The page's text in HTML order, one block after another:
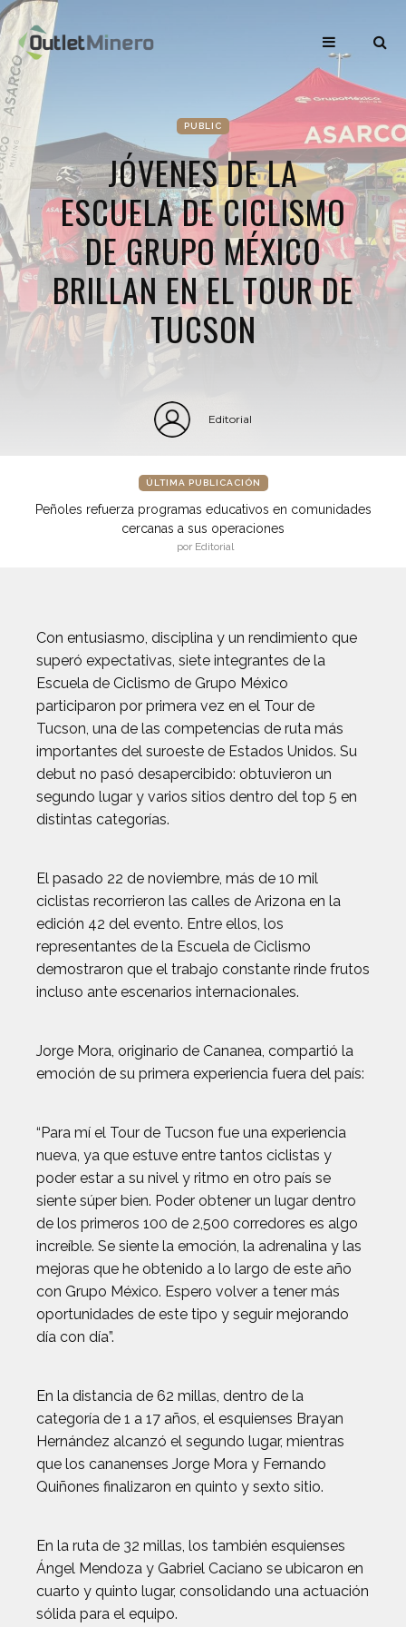
PUBLIC
JÓVENES DE LA
ESCUELA DE CICLISMO
DE GRUPO MÉXICO
BRILLAN EN EL TOUR DE
TUCSON
Editorial
ÚLTIMA PUBLICACIÓN
Peñoles refuerza programas educativos en comunidades
cercanas a sus operaciones
por Editorial
Con entusiasmo, disciplina y un rendimiento que
superó expectativas, siete integrantes de la
Escuela de Ciclismo de Grupo México
participaron por primera vez en el Tour de
Tucson, una de las competencias de ruta más
importantes del suroeste de Estados Unidos. Su
debut no pasó desapercibido: obtuvieron un
segundo lugar y varios sitios dentro del top 5 en
distintas categorías.
El pasado 22 de noviembre, más de 10 mil
ciclistas recorrieron las calles de Arizona en la
edición 42 del evento. Entre ellos, los
representantes de la Escuela de Ciclismo
demostraron que el trabajo constante rinde frutos
incluso ante escenarios internacionales.
Jorge Mora, originario de Cananea, compartió la
emoción de su primera experiencia fuera del país:
“Para mí el Tour de Tucson fue una experiencia
nueva, ya que estuve entre tantos ciclistas y
poder estar a su nivel y ritmo en otro país se
siente súper bien. Poder obtener un lugar dentro
de los primeros 100 de 2,500 corredores es algo
increíble. Se siente la emoción, la adrenalina y las
mejoras que he obtenido a lo largo de este año
con Grupo México. Espero volver a tener más
oportunidades de este tipo y seguir mejorando
día con día”.
En la distancia de 62 millas, dentro de la
categoría de 1 a 17 años, el esquienses Brayan
Hernández alcanzó el segundo lugar, mientras
que los cananenses Jorge Mora y Fernando
Quiñones finalizaron en quinto y sexto sitio.
En la ruta de 32 millas, los también esquienses
Ángel Mendoza y Gabriel Caciano se ubicaron en
cuarto y quinto lugar, consolidando una actuación
sólida para el equipo.